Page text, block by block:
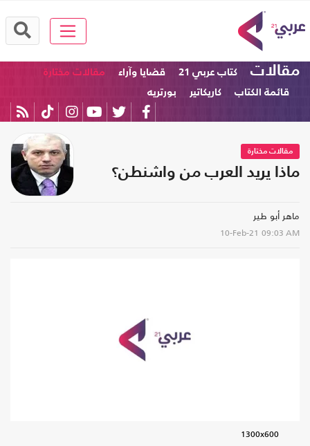
مقالات كتاب عربي 21 قضايا وآراء
مقالات مختارة
قائمة الكتاب
كاريكاتير بورتريه
مقالات مختارة
ماذا يريد العرب من واشنطن؟
ماهر أبو طير
10-Feb-21 09:03 AM
1300x600